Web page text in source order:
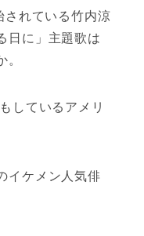
されている竹内涼
日に」主題歌は
。
しているアメリ
イケメン人気俳